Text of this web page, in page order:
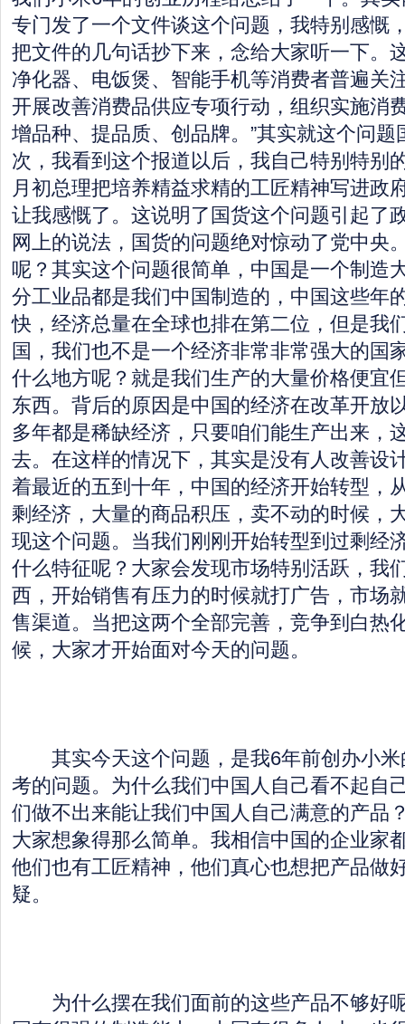
专门发了一个文件谈这个问题，我特别感慨
把文件的几句话抄下来，念给大家听一下。
净化器、电饭煲、智能手机等消费者普遍关
开展改善消费品供应专项行动，组织实施消
增品种、提品质、创品牌。”其实就这个问
次，我看到这个报道以后，我自己特别特别
月初总理把培养精益求精的工匠精神写进政
让我感慨了。这说明了国货这个问题引起了
网上的说法，国货的问题绝对惊动了党中央
呢？其实这个问题很简单，中国是一个制造
分工业品都是我们中国制造的，中国这些年
快，经济总量在全球也排在第二位，但是我
国，我们也不是一个经济非常非常强大的国
什么地方呢？就是我们生产的大量价格便宜
东西。背后的原因是中国的经济在改革开放
多年都是稀缺经济，只要咱们能生产出来，
去。在这样的情况下，其实是没有人改善设
着最近的五到十年，中国的经济开始转型，
剩经济，大量的商品积压，卖不动的时候，
现这个问题。当我们刚刚开始转型到过剩经
什么特征呢？大家会发现市场特别活跃，我
西，开始销售有压力的时候就打广告，市场
售渠道。当把这两个全部完善，竞争到白热
候，大家才开始面对今天的问题。
其实今天这个问题，是我6年前创办小米
考的问题。为什么我们中国人自己看不起自
们做不出来能让我们中国人自己满意的产品
大家想象得那么简单。我相信中国的企业家
他们也有工匠精神，他们真心也想把产品做
疑。
为什么摆在我们面前的这些产品不够好